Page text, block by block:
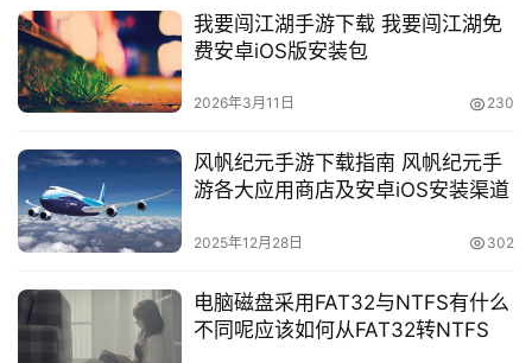
我要闯江湖手游下载 我要闯江湖免
费安卓iOS版安装包
2026年3月11日 230
风帆纪元手游下载指南 风帆纪元手
游各大应用商店及安卓iOS安装渠道
2025年12月28日 302
电脑磁盘采用FAT32与NTFS有什么
不同呢应该如何从FAT32转NTFS